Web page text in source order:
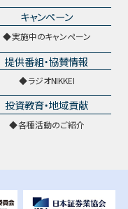
キャンペーン
実施中のキャンペーン
提供番組・協賛情報
ラジオNIKKEI
投資教育・地域貢献
各種活動のご紹介